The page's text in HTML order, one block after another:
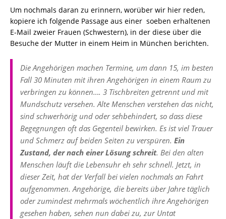
Um nochmals daran zu erinnern, worüber wir hier reden,
kopiere ich folgende Passage aus einer soeben erhaltenen
E-Mail zweier Frauen (Schwestern), in der diese über die
Besuche der Mutter in einem Heim in München berichten.
Die Angehörigen machen Termine, um dann 15, im besten
Fall 30 Minuten mit ihren Angehörigen in einem Raum zu
verbringen zu können…. 3 Tischbreiten getrennt und mit
Mundschutz versehen. Alte Menschen verstehen das nicht,
sind schwerhörig und oder sehbehindert, so dass diese
Begegnungen oft das Gegenteil bewirken. Es ist viel Trauer
und Schmerz auf beiden Seiten zu verspüren. Ein
Zustand, der nach einer Lösung schreit. Bei den alten
Menschen läuft die Lebensuhr eh sehr schnell. Jetzt, in
dieser Zeit, hat der Verfall bei vielen nochmals an Fahrt
aufgenommen. Angehörige, die bereits über Jahre täglich
oder zumindest mehrmals wöchentlich ihre Angehörigen
gesehen haben, sehen nun dabei zu, zur Untat